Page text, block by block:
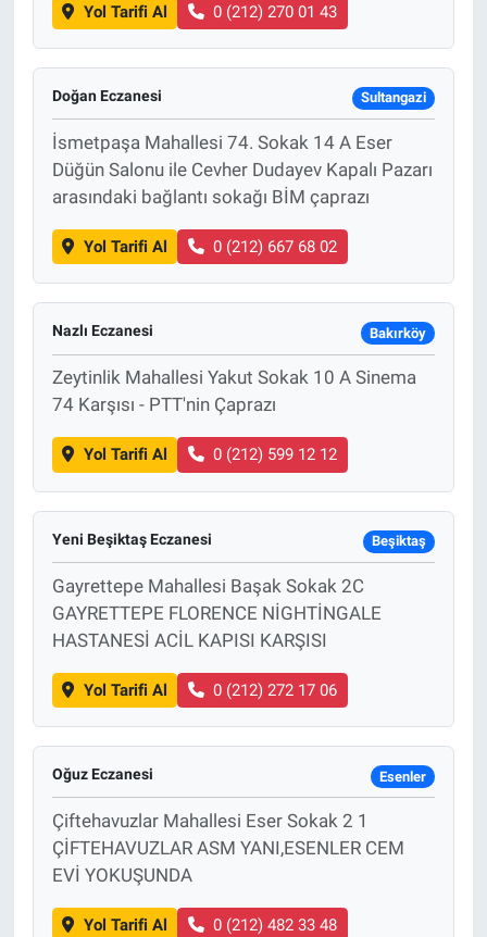
Yol Tarifi Al 0 (212) 270 01 43
Doğan Eczanesi Sultangazi
İsmetpaşa Mahallesi 74. Sokak 14 A Eser
Düğün Salonu ile Cevher Dudayev Kapalı Pazarı
arasındaki bağlantı sokağı BİM çaprazı
Yol Tarifi Al 0 (212) 667 68 02
Nazlı Eczanesi Bakırköy
Zeytinlik Mahallesi Yakut Sokak 10 A Sinema
74 Karşısı - PTT'nin Çaprazı
Yol Tarifi Al 0 (212) 599 12 12
Yeni Beşiktaş Eczanesi Beşiktaş
Gayrettepe Mahallesi Başak Sokak 2C
GAYRETTEPE FLORENCE NİGHTİNGALE
HASTANESİ ACİL KAPISI KARŞISI
Yol Tarifi Al 0 (212) 272 17 06
Oğuz Eczanesi Esenler
Çiftehavuzlar Mahallesi Eser Sokak 2 1
ÇİFTEHAVUZLAR ASM YANI,ESENLER CEM
EVİ YOKUŞUNDA
Yol Tarifi Al 0 (212) 482 33 48